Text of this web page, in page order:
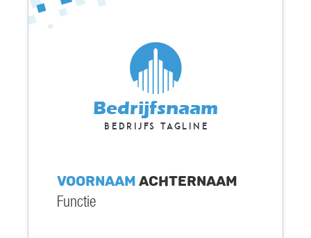
Bedrijfsnaam
Bedrijfs tagline
Functie
VoornaamAchternaam